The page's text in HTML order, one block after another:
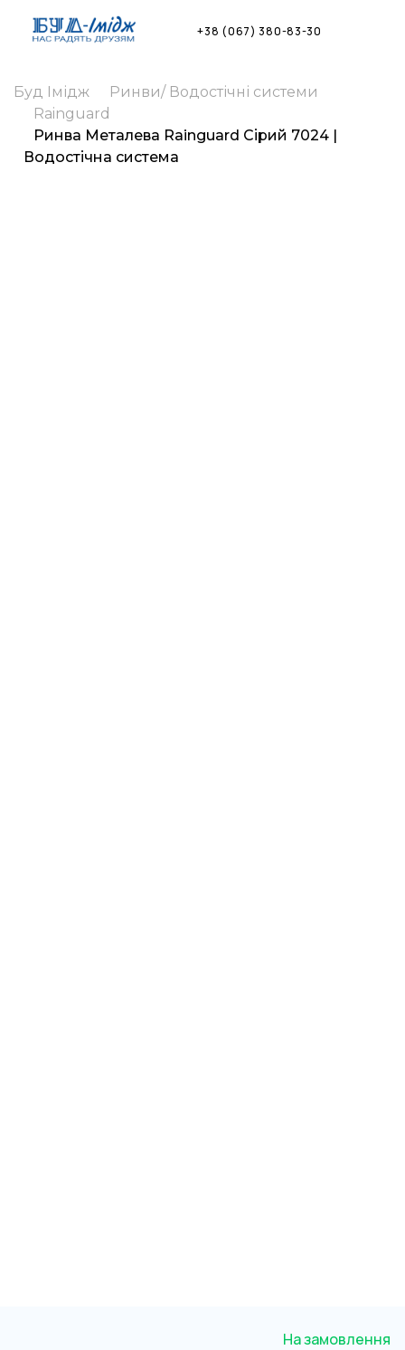
to
+38 (067) 380-83-30
Буд Імідж
Ринви/ Водостічні системи
Rainguard
Ринва Металева Rainguard Сірий 7024 |
Водостічна система
На замовлення